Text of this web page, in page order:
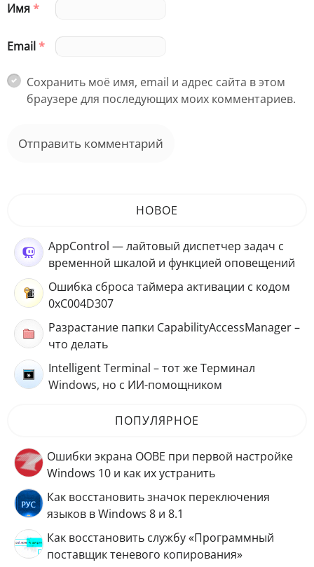
Имя*
Email*
Сохранить моё имя, email и адрес сайта в этом
браузере для последующих моих комментариев.
НОВОЕ
AppControl — лайтовый диспетчер задач с
временной шкалой и функцией оповещений
Ошибка сброса таймера активации с кодом
0xC004D307
Разрастание папки CapabilityAccessManager –
что делать
Intelligent Terminal – тот же Терминал
Windows, но с ИИ-помощником
ПОПУЛЯРНОЕ
Ошибки экрана OOBE при первой настройке
Windows 10 и как их устранить
Как восстановить значок переключения
языков в Windows 8 и 8.1
Как восстановить службу «Программный
поставщик теневого копирования»